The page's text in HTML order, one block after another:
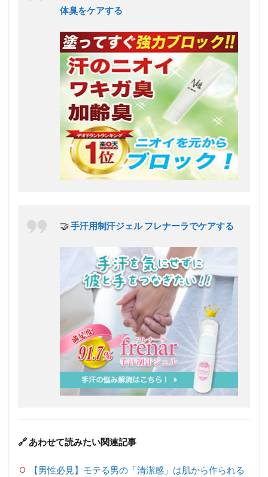
体臭をケアする
🤝手汗用制汗ジェル フレナーラでケアする
🔗 あわせて読みたい関連記事
【男性必見】モテる男の「清潔感」は肌から作られる